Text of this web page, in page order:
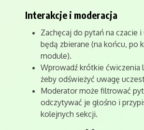
Interakcje i moderacja
Zachęcaj do pytań na czacie
będą zbierane (na końcu, po
module).
Wprowadź krótkie ćwiczenia
żeby odświeżyć uwagę
Moderator może filtrować
odczytywać je głośno i
kolejnych sekcji.